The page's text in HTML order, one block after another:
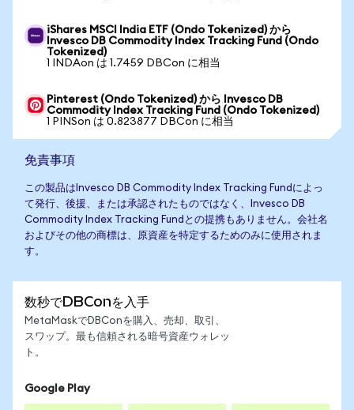
iShares MSCI India ETF (Ondo Tokenized) から
Invesco DB Commodity Index Tracking Fund (Ondo
Tokenized)
1 INDAon は 1.7459 DBCon に相当
Pinterest (Ondo Tokenized) から Invesco DB
Commodity Index Tracking Fund (Ondo Tokenized)
1 PINSon は 0.823877 DBCon に相当
免責事項
この製品はInvesco DB Commodity Index Tracking Fundによっ
て発行、後援、または承認されたものではなく、Invesco DB
Commodity Index Tracking Fundとの提携もありません。会社名
およびその他の商標は、原資産を特定するためのみに使用されま
す。
数秒でDBConを入手
MetaMaskでDBConを購入、売却、取引、
スワップ。最も信頼される暗号資産ウォレッ
ト。
Google Play